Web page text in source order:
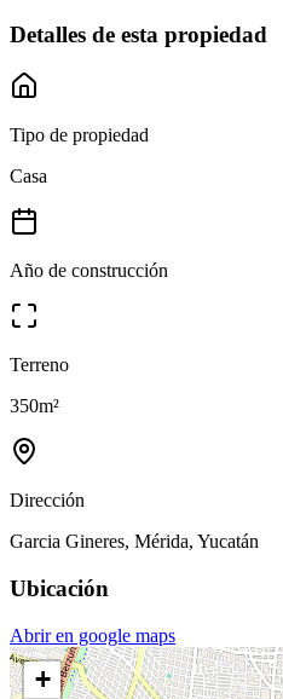
Detalles de esta propiedad
Tipo de propiedad
Casa
Año de construcción
Terreno
350m²
Dirección
Garcia Gineres, Mérida, Yucatán
Ubicación
Abrir en google maps
+